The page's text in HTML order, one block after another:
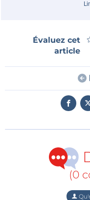
à large bande et à
les bandes libres,
base, l’utilisation de
radios de sécurité
Caractéristiques du
IP3 de sortie : 46,2
Facteur de bruit (NF)
P1dB de sortie : 22 dB
Faible consommation
Évaluez cet
article
(0